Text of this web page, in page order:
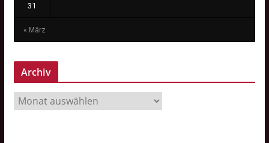
« März
31
Archiv
r